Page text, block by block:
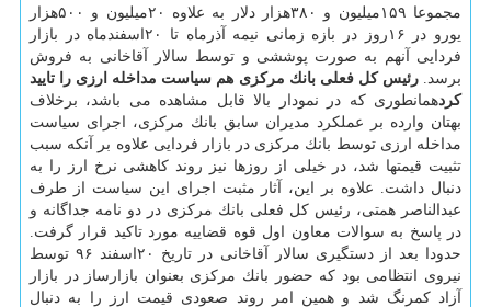
مجموعا ۱۵۹میلیون و ۳۸۰هزار دلار به علاوه ۲۰میلیون و ۵۰۰هزار
یورو در ۱۶روز در بازه زمانی نیمه آذرماه تا ۲۰اسفندماه در بازار
فردایی آنهم به صورت پوششی و توسط سالار آقاخانی به فروش
برسد.
رئیس كل فعلی بانك مركزی هم سیاست مداخله ارزی را تایید
كردهمانطوری كه در نمودار بالا قابل مشاهده می باشد، برخلاف
بهتان وارده بر عملكرد مدیران سابق بانك مركزی، اجرای سیاست
مداخله ارزی توسط بانك مركزی در بازار فردایی علاوه بر آنكه سبب
تثبیت قیمت‎ها شد، در خیلی از روزها نیز روند كاهشی نرخ ارز را به
دنبال داشت. علاوه بر این، آثار مثبت اجرای این سیاست از طرف
عبدالناصر همتی، رئیس كل فعلی بانك مركزی در دو نامه جداگانه و
در پاسخ به سوالات معاون اول قوه قضاییه مورد تاكید قرار گرفت.
حدودا بعد از دستگیری سالار آقاخانی در تاریخ ۲۰اسفند ۹۶ توسط
نیروی انتظامی بود كه حضور بانك مركزی بعنوان بازارساز در بازار
آزاد كمرنگ شد و همین امر روند صعودی قیمت ارز را به دنبال